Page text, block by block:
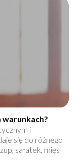
warunkach?
i
się do różnego
sałatek, mięs